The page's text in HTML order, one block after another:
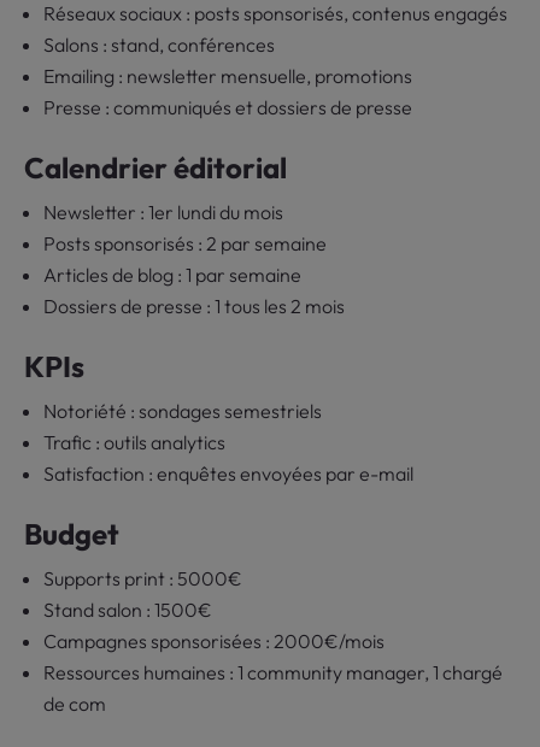
Réseaux sociaux : posts sponsorisés, contenus engagés
Salons : stand, conférences
Emailing : newsletter mensuelle, promotions
Presse : communiqués et dossiers de presse
Calendrier éditorial
Newsletter : 1er lundi du mois
Posts sponsorisés : 2 par semaine
Articles de blog : 1 par semaine
Dossiers de presse : 1 tous les 2 mois
KPIs
Notoriété : sondages semestriels
Trafic : outils analytics
Satisfaction : enquêtes envoyées par e-mail
Budget
Supports print : 5000€
Stand salon : 1500€
Campagnes sponsorisées : 2000€/mois
Ressources humaines : 1 community manager, 1 chargé
de com